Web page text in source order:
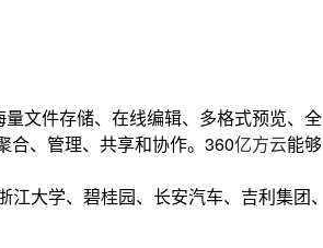
文件存储、在线编辑、多格式预览、全
合、管理、共享和协作。360亿方云能够
大学、碧桂园、长安汽车、吉利集团、